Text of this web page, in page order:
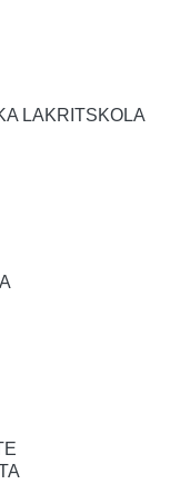
LAKRITSKOLA